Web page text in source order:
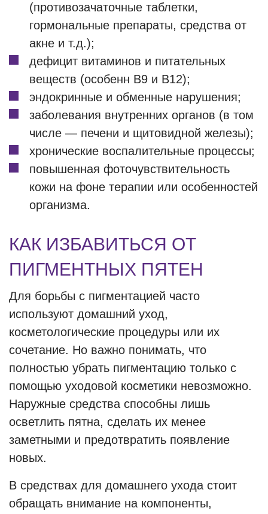
(противозачаточные таблетки,
гормональные препараты, средства от
акне и т.д.);
дефицит витаминов и питательных
веществ (особенн В9 и В12);
эндокринные и обменные нарушения;
заболевания внутренних органов (в том
числе — печени и щитовидной железы);
хронические воспалительные процессы;
повышенная фоточувствительность
кожи на фоне терапии или особенностей
организма.
КАК ИЗБАВИТЬСЯ ОТ
ПИГМЕНТНЫХ ПЯТЕН
Для борьбы с пигментацией часто
используют домашний уход,
косметологические процедуры или их
сочетание. Но важно понимать, что
полностью убрать пигментацию только с
помощью уходовой косметики невозможно.
Наружные средства способны лишь
осветлить пятна, сделать их менее
заметными и предотвратить появление
новых.
В средствах для домашнего ухода стоит
обращать внимание на компоненты,